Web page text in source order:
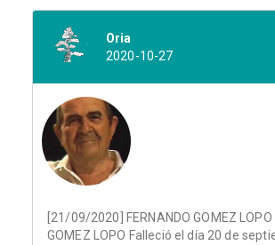
Oria
2020-10-27
[21/09/2020] FERNANDO GOMEZ LOPO
GOMEZ LOPO Falleció el día 20 de